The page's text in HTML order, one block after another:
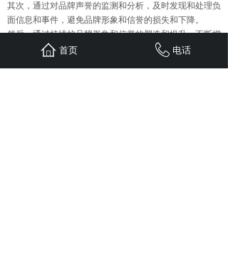
其次，通过对品牌声誉的监测和分析，及时发现和处理负
面信息和事件，避免品牌形象和信誉的损失和下降。
然后，通过持续的品牌形象和信誉的塑造和提升，不断增
强品牌的口碑传播效果和影响力，以此推动品牌实现更高
首页 电话